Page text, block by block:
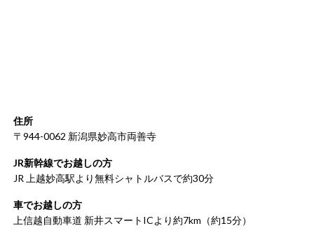
住所
〒944-0062 新潟県妙高市両善寺
JR新幹線でお越しの方
JR 上越妙高駅より無料シャトルバスで約30分
車でお越しの方
上信越自動車道 新井スマートICより約7km（約15分）